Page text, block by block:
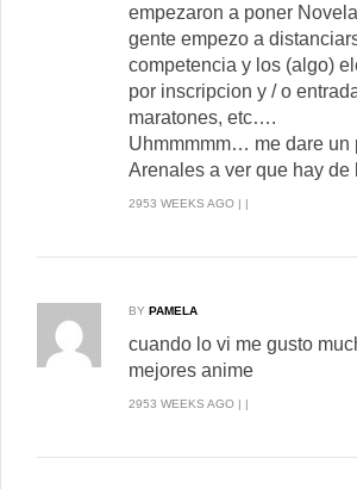
empezaron a poner
gente empezo a
competencia y los (algo)
por inscripcion y / o
maratones, etc….
Uhmmmmm… me dare un
Arenales a ver que hay
2953 WEEKS AGO | |
BY PAMELA
cuando lo vi me gusto
mejores anime
2953 WEEKS AGO | |